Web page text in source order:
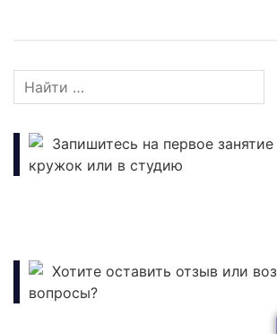
Запишитесь на первое
кружок или в студию
Хотите оставить отзыв или
вопросы?